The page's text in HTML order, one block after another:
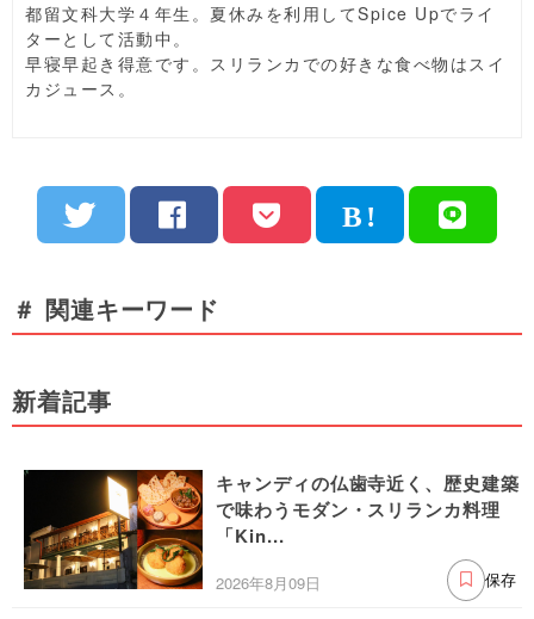
都留文科大学４年生。夏休みを利用してSpice Upでライ
ターとして活動中。
早寝早起き得意です。スリランカでの好きな食べ物はスイ
カジュース。
＃ 関連キーワード
新着記事
キャンディの仏歯寺近く、歴史建築
で味わうモダン・スリランカ料理
「Kin...
2026年8月09日 保存